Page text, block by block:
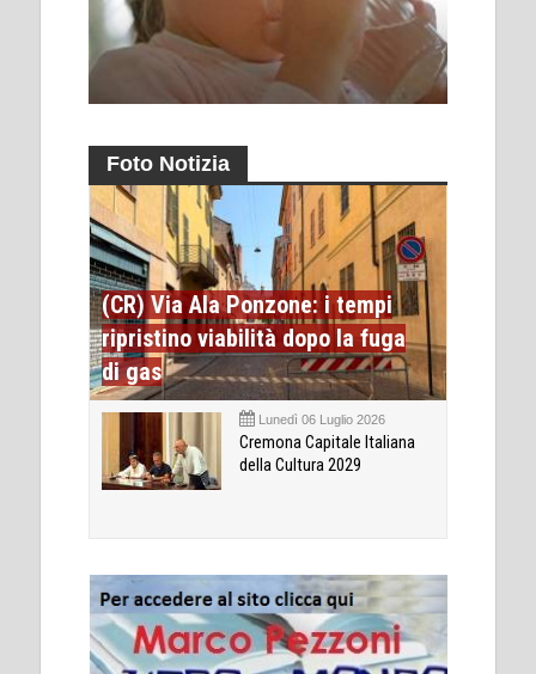
Foto Notizia
(CR) Via Ala Ponzone: i tempi
ripristino viabilità dopo la fuga
di gas
Lunedì 06 Luglio 2026
Cremona Capitale Italiana
della Cultura 2029